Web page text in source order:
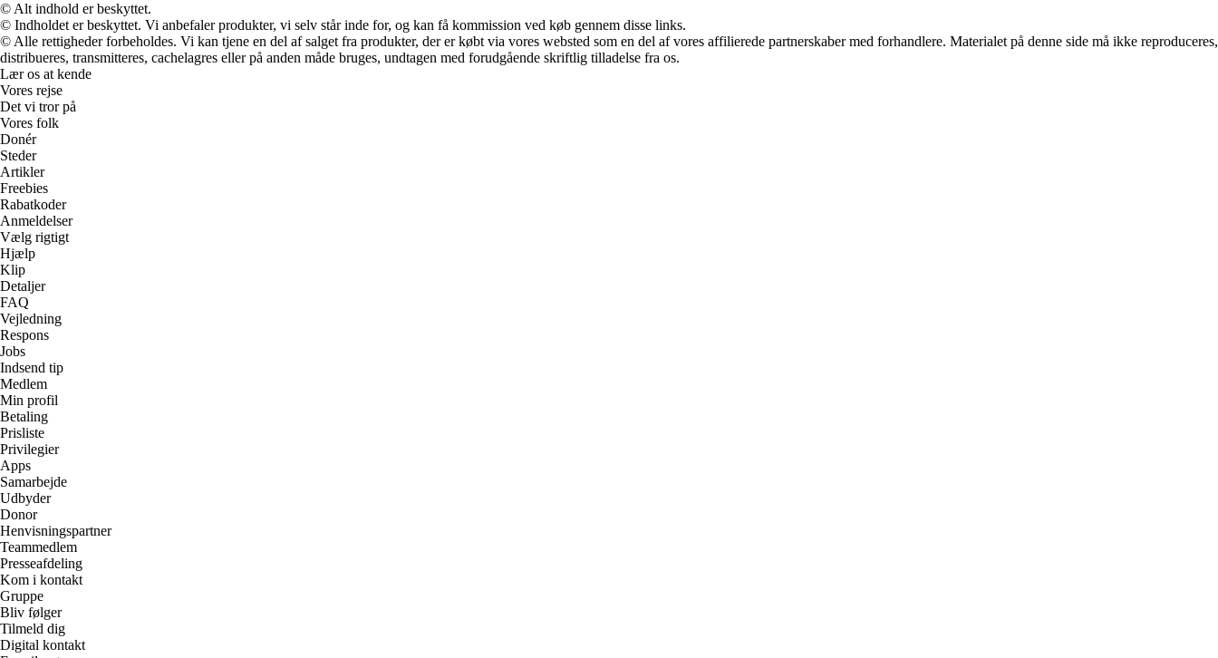
© Alt indhold er beskyttet.
© Indholdet er beskyttet. Vi anbefaler produkter, vi selv står inde for, og kan få kommission ved køb gennem disse links.
© Alle rettigheder forbeholdes. Vi kan tjene en del af salget fra produkter, der er købt via vores websted som en del af vores affilierede partnerskaber med forhandlere. Materialet på denne side må ikke reproduceres,
distribueres, transmitteres, cachelagres eller på anden måde bruges, undtagen med forudgående skriftlig tilladelse fra os.
Lær os at kende
Vores rejse
Det vi tror på
Vores folk
Donér
Steder
Artikler
Freebies
Rabatkoder
Anmeldelser
Vælg rigtigt
Hjælp
Klip
Detaljer
FAQ
Vejledning
Respons
Jobs
Indsend tip
Medlem
Min profil
Betaling
Prisliste
Privilegier
Apps
Samarbejde
Udbyder
Donor
Henvisningspartner
Teammedlem
Presseafdeling
Kom i kontakt
Gruppe
Bliv følger
Tilmeld dig
Digital kontakt